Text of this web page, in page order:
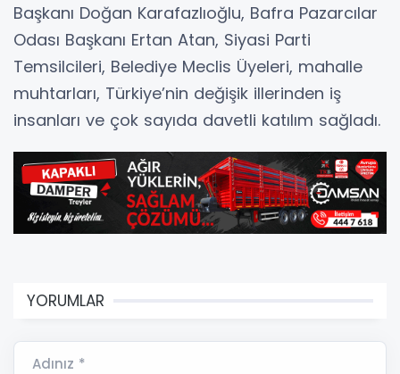
Başkanı Doğan Karafazlıoğlu, Bafra Pazarcılar
Odası Başkanı Ertan Atan, Siyasi Parti
Temsilcileri, Belediye Meclis Üyeleri, mahalle
muhtarları, Türkiye’nin değişik illerinden iş
insanları ve çok sayıda davetli katılım sağladı.
YORUMLAR
Adınız *